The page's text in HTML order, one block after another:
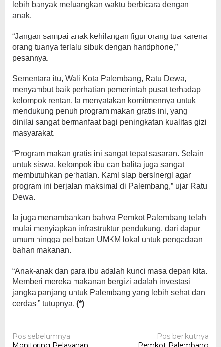
lebih banyak meluangkan waktu berbicara dengan
anak.
“Jangan sampai anak kehilangan figur orang tua karena
orang tuanya terlalu sibuk dengan handphone,”
pesannya.
Sementara itu, Wali Kota Palembang, Ratu Dewa,
menyambut baik perhatian pemerintah pusat terhadap
kelompok rentan. Ia menyatakan komitmennya untuk
mendukung penuh program makan gratis ini, yang
dinilai sangat bermanfaat bagi peningkatan kualitas gizi
masyarakat.
“Program makan gratis ini sangat tepat sasaran. Selain
untuk siswa, kelompok ibu dan balita juga sangat
membutuhkan perhatian. Kami siap bersinergi agar
program ini berjalan maksimal di Palembang,” ujar Ratu
Dewa.
Ia juga menambahkan bahwa Pemkot Palembang telah
mulai menyiapkan infrastruktur pendukung, dari dapur
umum hingga pelibatan UMKM lokal untuk pengadaan
bahan makanan.
“Anak-anak dan para ibu adalah kunci masa depan kita.
Memberi mereka makanan bergizi adalah investasi
jangka panjang untuk Palembang yang lebih sehat dan
cerdas,” tutupnya. (*)
Navigasi
Pos sebelumnya
Monitoring Pelayanan
Pos berikutnya
Pemkot Palembang